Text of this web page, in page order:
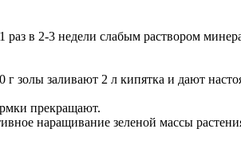
в 2-3 недели слабым раствором
заливают 2 л кипятка и дают
прекращают.
наращивание зеленой массы